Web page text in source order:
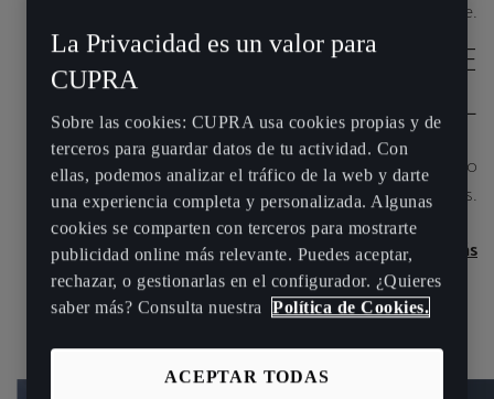
Más que un coche.
UN COCHE ELÉCTRICO QUE
DESAFÍA LO CONVENCIONAL
CUPRA Raval un coche eléctrico urbano de alto
rendimiento y altas emociones.
Ver más
La Privacidad es un valor para
CUPRA
Sobre las cookies: CUPRA usa cookies propias y de
terceros para guardar datos de tu actividad. Con
ellas, podemos analizar el tráfico de la web y darte
una experiencia completa y personalizada. Algunas
cookies se comparten con terceros para mostrarte
publicidad online más relevante. Puedes aceptar,
rechazar, o gestionarlas en el configurador. ¿Quieres
saber más? Consulta nuestra Política de Cookies.
ACEPTAR TODAS